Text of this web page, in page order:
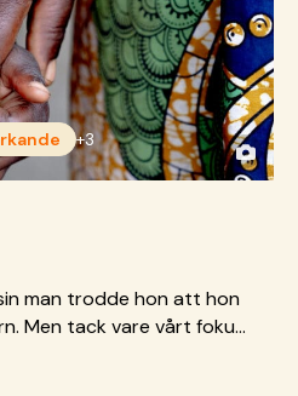
+3
man trodde hon att hon
Men tack vare vårt fokus
har hon nu alla barnen